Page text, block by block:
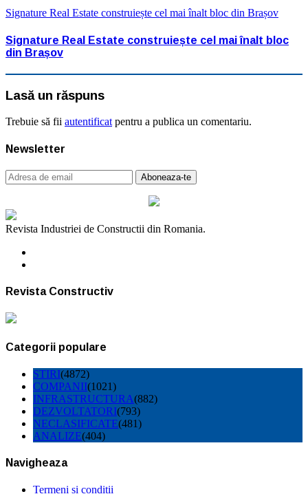
Signature Real Estate construiește cel mai înalt bloc din Brașov
Signature Real Estate construiește cel mai înalt bloc
din Brașov
Lasă un răspuns
Trebuie să fii autentificat pentru a publica un comentariu.
Newsletter
Revista Industriei de Constructii din Romania.
Revista Constructiv
Categorii populare
STIRI(4872)
COMPANII(1021)
INFRASTRUCTURA(882)
DEZVOLTATORI(793)
NECLASIFICATE(481)
ANALIZE(404)
Navigheaza
Termeni si conditii